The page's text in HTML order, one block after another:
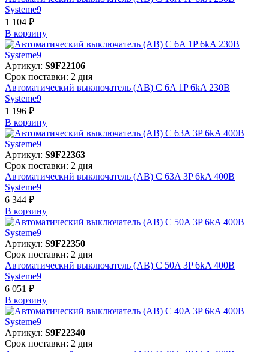
Systeme9
1 104 ₽
В корзинy
Артикул: S9F22106
Срок поставки: 2 дня
Автоматический выключатель (АВ) C 6A 1P 6kA 230В
Systeme9
1 196 ₽
В корзинy
Артикул: S9F22363
Срок поставки: 2 дня
Автоматический выключатель (АВ) C 63A 3P 6kA 400В
Systeme9
6 344 ₽
В корзинy
Артикул: S9F22350
Срок поставки: 2 дня
Автоматический выключатель (АВ) C 50A 3P 6kA 400В
Systeme9
6 051 ₽
В корзинy
Артикул: S9F22340
Срок поставки: 2 дня